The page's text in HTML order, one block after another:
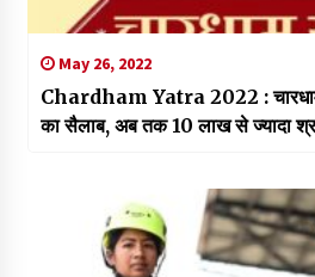
May 26, 2022
Chardham Yatra 2022 : चारधाम
का सैलाब, अब तक 10 लाख से ज्यादा